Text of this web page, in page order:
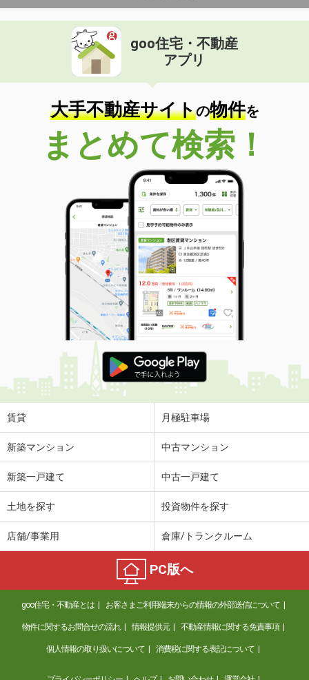
鳥取県米子市両三柳
価 格
住 所
鳥取県米子市両三柳
専有面積 23.18m²
間取り
1K
鳥取県米子市米原３
価 格
3.30万円
鳥取県米子市米原３
23.18m²
間取り
1K
鳥取県米子市両三柳
価 格
4.70万円
住 所
鳥取県米子市両三柳
専有面積 23.18m²
間取り
1K
鳥取県米子市米原３
価 格
3.30万円
住 所
鳥取県米子市米原３
専有面積
鳥取県米子市車尾６
4.70万円
鳥取県米子市淀江町佐陀
5.50万円
住 所
鳥取県米子市淀江町佐陀
専有面積 46.94m²
間取り
1LDK
鳥取県米子市上福原５
goo住宅・不動産
アプリ
大手不動産サイトの物件を
まとめて検索！
賃貸 月極駐車場
新築マンション 中古マンション
新築一戸建て 中古一戸建て
土地を探す 投資物件を探す
店舗/事業用 倉庫/トランクルーム
PC版へ
goo住宅・不動産とは お客さまご利用端末からの情報の外部送信について
物件に関するお問合せの流れ 情報提供元 不動産情報に関する免責事項
個人情報の取り扱いについて 消費税に関する表記について